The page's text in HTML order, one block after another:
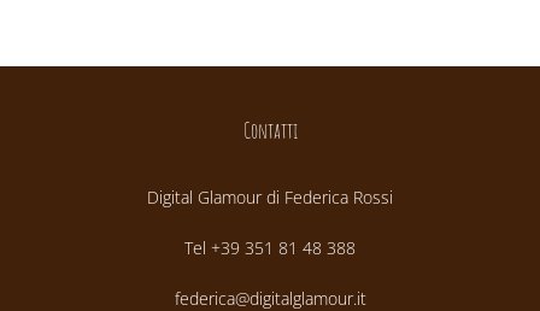
Contatti
Digital Glamour di Federica Rossi
Tel +39 351 81 48 388
federica@digitalglamour.it